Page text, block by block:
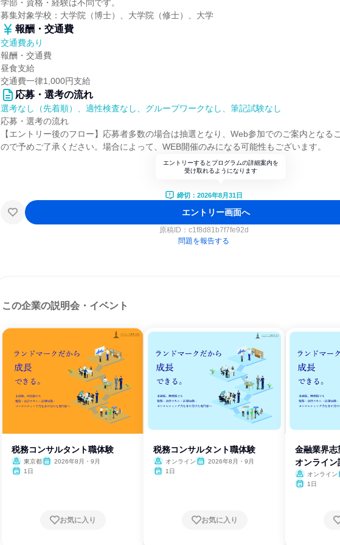
学部・資格・経験は不問です。
募集対象学校：大学院（博士）、大学院（修士）、大学
報酬・交通費
交通費あり
報酬・交通費
昼食支給
交通費一律1,000円支給
応募・選考の流れ
選考なし（先着順）、適性検査なし、グループワークなし、筆記試験なし
応募・選考の流れ
【エントリー後のフロー】応募者多数の場合は抽選となり、Web参加でのご案内となる
ので予めご了承ください。場合によって、WEB開催のみになる可能性もございます。
エントリーするとプログラムの詳細案内を
受け取れるようになります
締切：2026年8月31日
エントリー画面へ
原稿ID： c1f8d81b7f7fe92d
問題を報告する
この企業の説明会・イベント
税務コンサルタント職体験
東京都
2026年8月・9月
1日
お気に入り
税務コンサルタント職体験
オンライン
2026年8月・9月
1日
お気に入り
金融業界志
オンライ
オンライン
1日